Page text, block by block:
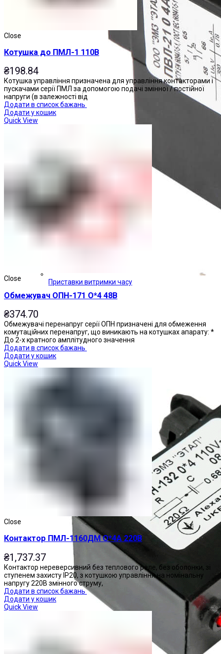
Приставки витримки часу
Close
Котушка до ПМЛ-1 110В
₴198.84
Котушка управління призначена для управління контакторами і
пускачами серії ПМЛ за допомогою подачі змінної / постійної
напруги (в залежності від
Додати в список бажань
Додати у кошик
Quick View
Close
Обмежувач ОПН-171 О*4 48В
₴374.70
Обмежувачі перенапруг серії ОПН призначені для обмеження
комутаційних перенапруг, що виникають на котушках апарату: *
До 2-х кратного амплітудного значення
Додати в список бажань
Додати у кошик
Quick View
Close
Контактор ПМЛ-1160ДМ О*4А 220В
₴1,737.37
Контактор нереверсивний без теплового реле, без оболонки, зі
ступенем захисту IP20, з котушкою управління на номінальну
напругу 220В змінного струму,
Додати в список бажань
Додати у кошик
Quick View